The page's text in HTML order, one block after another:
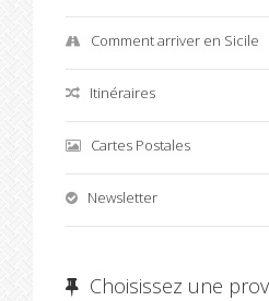
Comment arriver en Sicile
Itinéraires
Cartes Postales
Newsletter
Choisissez une